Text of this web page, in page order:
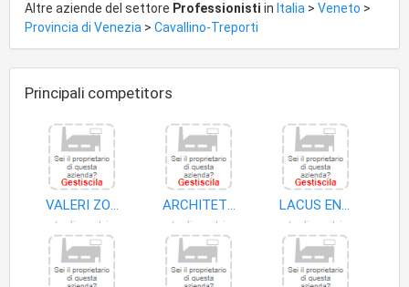
Altre aziende del settore Professionisti in Italia > Veneto >
Provincia di Venezia > Cavallino-Treporti
Principali competitors
VALERI ZOIA ARCHITETTI ASSOCIATI
ARCHITETTI ASSOCIATI GUGLIELMON E NESTO
LACUS ENGINEERING SRL SOCIETA' DI INGEGNERIA E ARCHITETTURA